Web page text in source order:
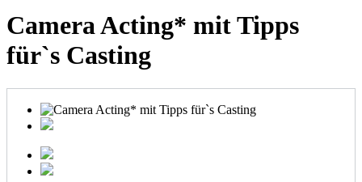
Camera Acting* mit Tipps
für`s Casting